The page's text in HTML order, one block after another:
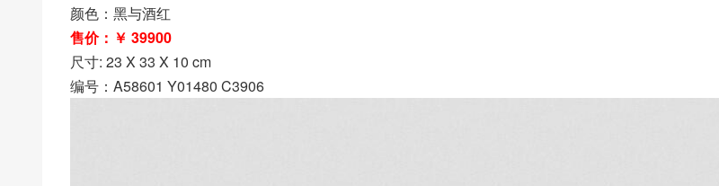
颜色：黑与酒红
售价：￥ 39900
尺寸: 23 X 33 X 10 cm
编号：A58601 Y01480 C3906